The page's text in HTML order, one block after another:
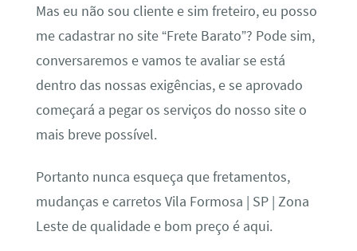
Mas eu não sou cliente e sim freteiro, eu posso
me cadastrar no site “Frete Barato”? Pode sim,
conversaremos e vamos te avaliar se está
dentro das nossas exigências, e se aprovado
começará a pegar os serviços do nosso site o
mais breve possível.
Portanto nunca esqueça que fretamentos,
mudanças e carretos Vila Formosa | SP | Zona
Leste de qualidade e bom preço é aqui.